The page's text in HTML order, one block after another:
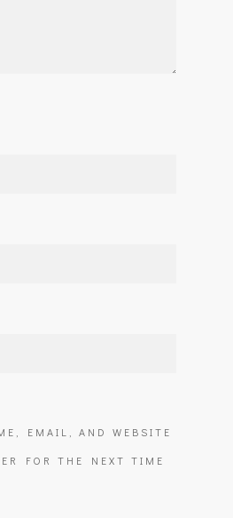
EMAIL, AND WEBSITE
FOR THE NEXT TIME